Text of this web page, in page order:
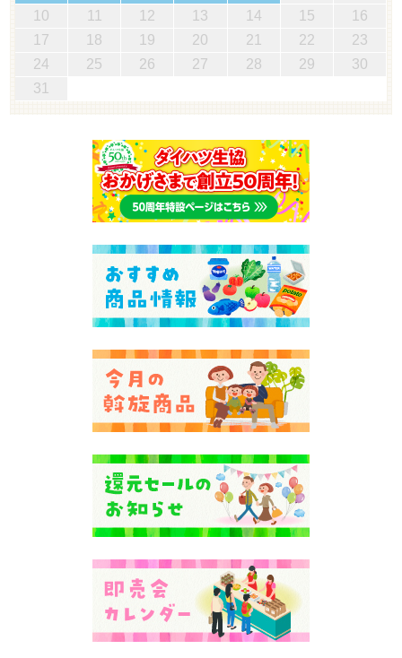
10
11 12 13 14 15
16
17
18 19 20 21 22
23
24
25 26 27 28 29
30
31